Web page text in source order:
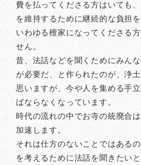
費を払ってくださる方はいても
を維持するために継続的な負担
いわゆる檀家になってくださる
せん。
昔、法話などを聞くためにみん
が必要だ、と作られたのが、浄
思いますが、今や人を集める手
ばならなくなっています。
時代の流れの中でお寺の統廃合
加速します。
それは仕方のないことではある
を考えるために法話を聞きたい